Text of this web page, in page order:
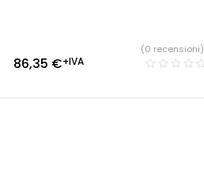
86,35 €+IVA
(0 recensioni)